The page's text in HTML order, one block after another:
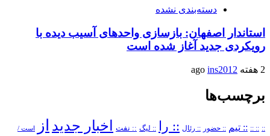
دسته‌بندی نشده
استاندار اصفهان: بازسازی واحدهای آسیب دیده با
رویکردی جدید آغاز شده است
2 هفته ago ins2012
برچسب‌ها
::
:: :: :: تیم :: حضور :: رئال :: را :: لیگ :: نفت اخبار جدید از است /